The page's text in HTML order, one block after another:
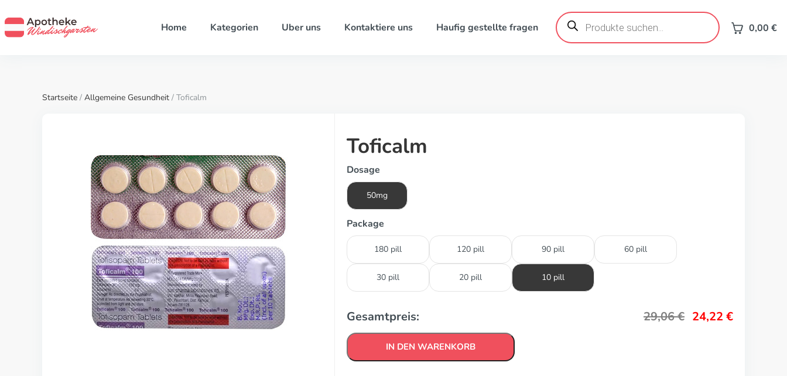
Home Kategorien Uber uns Kontaktiere uns Haufig gestellte fragen
Products
search 0,00 €
Startseite / Allgemeine Gesundheit / Toficalm
Toficalm
Dosage
50mg
Package
180 pill 120 pill 90 pill 60 pill
30 pill 20 pill 10 pill
Gesamtpreis: 29,06€ 24,22 €
IN DEN WARENKORB